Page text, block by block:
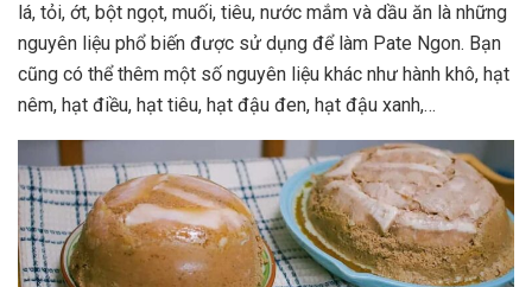
lá, tỏi, ớt, bột ngọt, muối, tiêu, nước mắm và dầu ăn là những
nguyên liệu phổ biến được sử dụng để làm Pate Ngon. Bạn
cũng có thể thêm một số nguyên liệu khác như hành khô, hạt
nêm, hạt điều, hạt tiêu, hạt đậu đen, hạt đậu xanh,…